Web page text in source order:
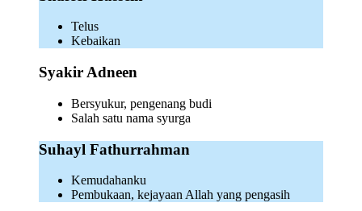
Telus
Kebaikan
Syakir Adneen
Bersyukur, pengenang budi
Salah satu nama syurga
Suhayl Fathurrahman
Kemudahanku
Pembukaan, kejayaan Allah yang pengasih